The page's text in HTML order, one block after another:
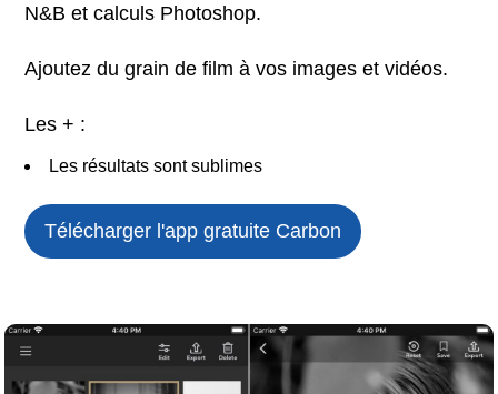
N&B et calculs Photoshop.
Ajoutez du grain de film à vos images et vidéos.
Les + :
Les résultats sont sublimes
Télécharger l'app gratuite Carbon